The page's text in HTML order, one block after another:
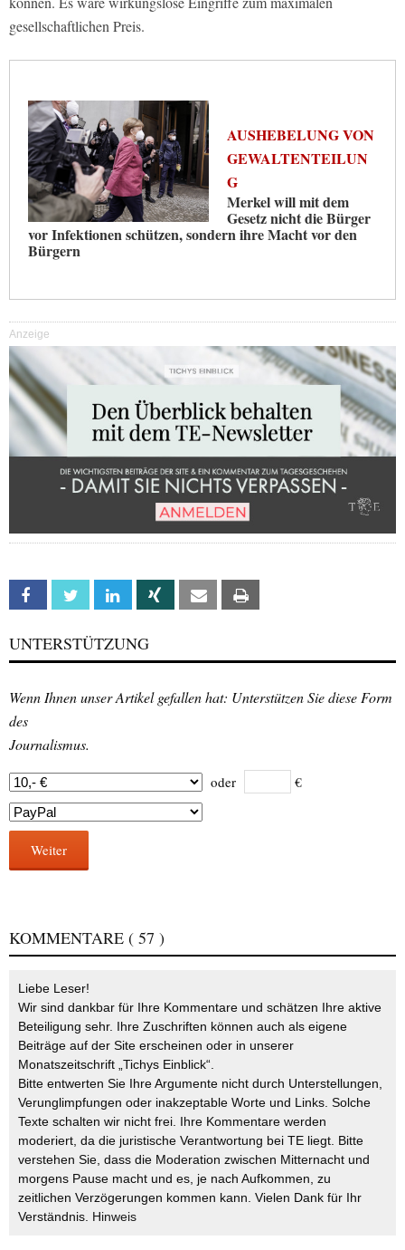
gesellschaftlichen Preis.
AUSHEBELUNG VON
GEWALTENTEILUN
G
Merkel will mit dem
Gesetz nicht die Bürger
vor Infektionen schützen, sondern ihre Macht vor den
Bürgern
Anzeige
Facebook Twitter Linkedin Xing Email
UNTERSTÜTZUNG
Wenn Ihnen unser Artikel gefallen hat: Unterstützen Sie diese Form
des
Journalismus.
oder €
Weiter
KOMMENTARE ( 57 )
Liebe Leser!
Wir sind dankbar für Ihre Kommentare und schätzen Ihre aktive
Beteiligung sehr. Ihre Zuschriften können auch als eigene
Beiträge auf der Site erscheinen oder in unserer
Monatszeitschrift „Tichys Einblick“.
Bitte entwerten Sie Ihre Argumente nicht durch Unterstellungen,
Verunglimpfungen oder inakzeptable Worte und Links. Solche
Texte schalten wir nicht frei. Ihre Kommentare werden
moderiert, da die juristische Verantwortung bei TE liegt. Bitte
verstehen Sie, dass die Moderation zwischen Mitternacht und
morgens Pause macht und es, je nach Aufkommen, zu
zeitlichen Verzögerungen kommen kann. Vielen Dank für Ihr
Verständnis. Hinweis